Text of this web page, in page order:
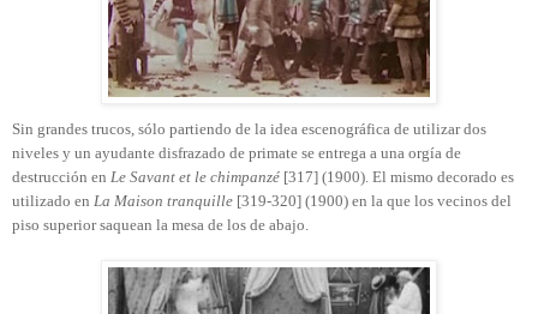
Sin grandes trucos, sólo partiendo de la idea escenográfica de utilizar dos
niveles y un ayudante disfrazado de primate se entrega a una orgía de
destrucción en Le Savant et le chimpanzé [317] (1900). El mismo decorado es
utilizado en La Maison tranquille [319-320] (1900) en la que los vecinos del
piso superior saquean la mesa de los de abajo.